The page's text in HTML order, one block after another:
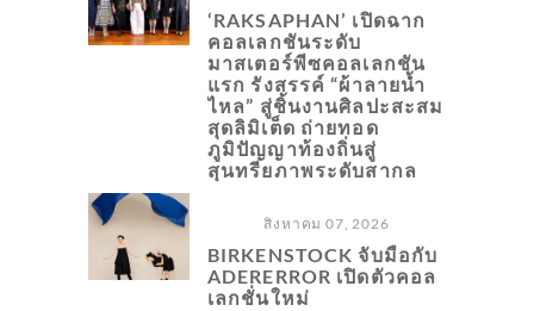
‘RAKSAPHAN’ เปิดฉาก
คอลเลกชันระดับ
มาสเตอร์พีซคอลเลกชัน
แรก รังสรรค์ “ผ้าลายน้ำ
ไหล” สู่ชิ้นงานศิลปะสะสม
สุดลิมิเต็ด ถ่ายทอด
ภูมิปัญญาท้องถิ่นสู่
สุนทรียภาพระดับสากล
สิงหาคม 07, 2026
BIRKENSTOCK จับมือกับ
ADERERROR เปิดตัวคอล
เลกชั่นใหม่